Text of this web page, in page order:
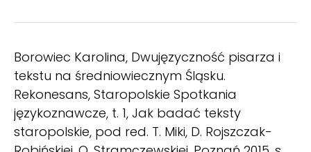
Borowiec Karolina, Dwujęzyczność pisarza i
tekstu na średniowiecznym Śląsku.
Rekonesans, Staropolskie Spotkania
językoznawcze, t. 1, Jak badać teksty
staropolskie, pod red. T. Miki, D. Rojszczak-